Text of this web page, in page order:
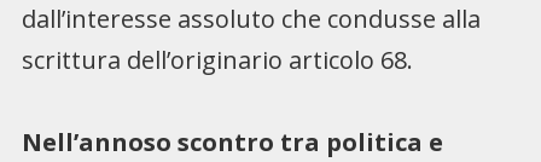
dall’interesse assoluto che condusse alla
scrittura dell’originario articolo 68.
Nell’annoso scontro tra politica e